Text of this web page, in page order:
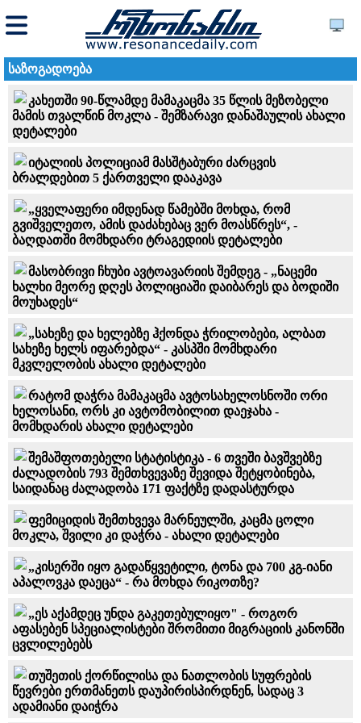
საზოგადოება
კახეთში 90-წლამდე მამაკაცმა 35 წლის მეზობელი
მამის თვალწინ მოკლა - შემზარავი დანაშაულის ახალი
დეტალები
იტალიის პოლიციამ მასშტაბური ძარცვის
ბრალდებით 5 ქართველი დააკავა
„ყველაფერი იმდენად წამებში მოხდა, რომ
გვიშველეთო, ამის დაძახებაც ვერ მოასწრეს“, -
ბაღდათში მომხდარი ტრაგედიის დეტალები
მასობრივი ჩხუბი ავტოავარიის შემდეგ - „ნაცემი
ხალხი მეორე დღეს პოლიციაში დაიბარეს და ბოდიში
მოუხადეს“
„სახეზე და ხელებზე ჰქონდა ჭრილობები, ალბათ
სახეზე ხელს იფარებდა“ - კასპში მომხდარი
მკვლელობის ახალი დეტალები
რატომ დაჭრა მამაკაცმა ავტოსახელოსნოში ორი
ხელოსანი, ორს კი ავტომობილით დაეჯახა -
მომხდარის ახალი დეტალები
შემაშფოთებელი სტატისტიკა - 6 თვეში ბავშვებზე
ძალადობის 793 შემთხვევაზე შევიდა შეტყობინება,
საიდანაც ძალადობა 171 ფაქტზე დადასტურდა
ფემიციდის შემთხვევა მარნეულში, კაცმა ცოლი
მოკლა, შვილი კი დაჭრა - ახალი დეტალები
„კისერში იყო გადაწყვეტილი, ტონა და 700 კგ-იანი
აპალოვკა დაეცა“ - რა მოხდა რიკოთზე?
„ეს აქამდეც უნდა გაკეთებულიყო" - როგორ
აფასებენ სპეციალისტები შრომითი მიგრაციის კანონში
ცვლილებებს
თუშეთის ქორწილისა და ნათლობის სუფრების
წევრები ერთმანეთს დაუპირისპირდნენ, სადაც 3
ადამიანი დაიჭრა